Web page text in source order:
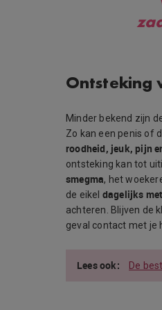
Ontsteking
Minder bekend zijn
Zo kan een penis of
roodheid, jeuk, pijn
ontsteking kan tot
smegma, het
de eikel dagelijks
achteren. Blijven de
geval contact met je
De